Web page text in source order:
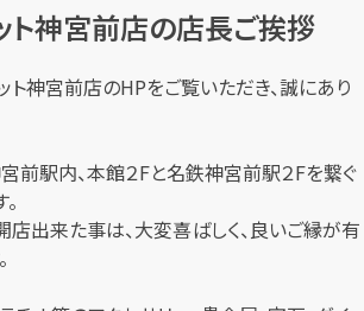
ト神宮前店の店長ご挨拶
ト神宮前店のHPをご覧いただき、誠にあり
前駅内、本館２Fと名鉄神宮前駅２Fを繋ぐ
出来た事は、大変喜ばしく、良いご縁が有